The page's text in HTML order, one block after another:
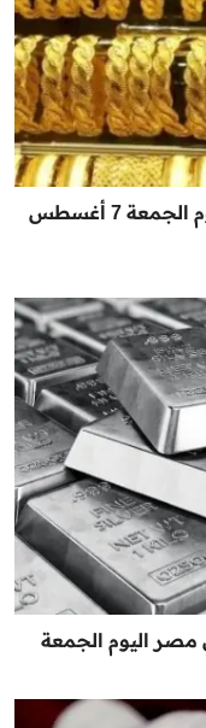
عاجل | انخفاض سعر الذهب مساء اليوم الجمعة 7 أغسطس
اليوم الجمعة